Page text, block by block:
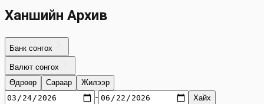
Ханшийн Архив
Банк сонгох
Валют сонгох
Өдрөөр
Сараар Жилээр
- Хайх